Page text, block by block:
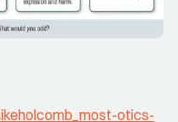
otics-